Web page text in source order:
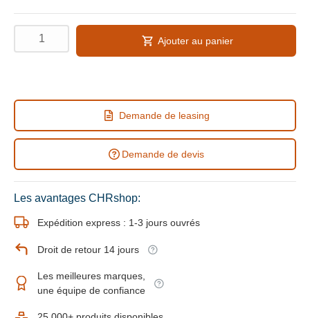
Ajouter au panier
Demande de leasing
Demande de devis
Les avantages CHRshop:
Expédition express : 1-3 jours ouvrés
Droit de retour 14 jours
Les meilleures marques,
une équipe de confiance